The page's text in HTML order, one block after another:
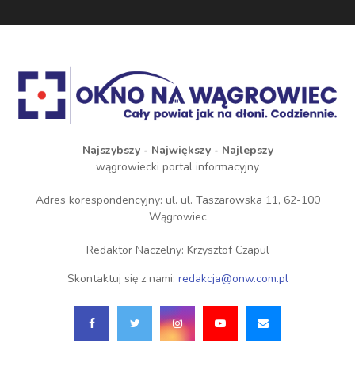
Najszybszy - Największy - Najlepszy
wągrowiecki portal informacyjny
Adres korespondencyjny: ul. ul. Taszarowska 11, 62-100
Wągrowiec
Redaktor Naczelny: Krzysztof Czapul
Skontaktuj się z nami: redakcja@onw.com.pl